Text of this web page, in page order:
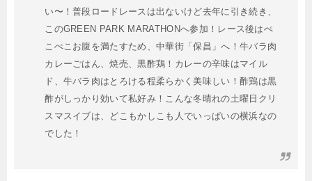
い〜！普段ロードレースは出ないけど去年に引き続き、
このGREEN PARK MARATHONへ参加！レース後はぺ
こぺこお腹を満たすため、中華街「保昌」へ！牛バラ肉
カレーごはん、焼売、黒酢鶏！カレーの辛味はマイル
ド、牛バラ肉はとろける程柔らかく美味しい！酢鶏は黒
酢がしっかり効いて私好み！こんな冬晴れの土曜日クリ
スマスイブは、どこもかしこも人でいっぱいの横浜なの
でした！